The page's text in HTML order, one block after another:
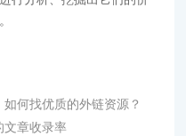
何找优质的外链资源？
文章收录率